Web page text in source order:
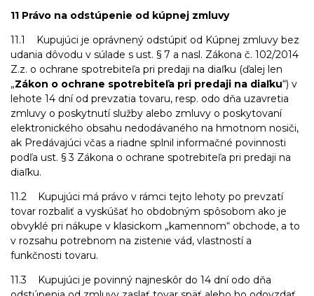
11 Právo na odstúpenie od kúpnej zmluvy
11.1 Kupujúci je oprávnený odstúpiť od Kúpnej zmluvy bez
udania dôvodu v súlade s ust. § 7 a nasl. Zákona č. 102/2014
Z.z. o ochrane spotrebiteľa pri predaji na diaľku (ďalej len
„Zákon o ochrane spotrebiteľa pri predaji na diaľku“) v
lehote 14 dní od prevzatia tovaru, resp. odo dňa uzavretia
zmluvy o poskytnutí služby alebo zmluvy o poskytovaní
elektronického obsahu nedodávaného na hmotnom nosiči,
ak Predávajúci včas a riadne splnil informačné povinnosti
podľa ust. § 3 Zákona o ochrane spotrebiteľa pri predaji na
diaľku.
11.2 Kupujúci má právo v rámci tejto lehoty po prevzatí
tovar rozbaliť a vyskúšať ho obdobným spôsobom ako je
obvyklé pri nákupe v klasickom „kamennom“ obchode, a to
v rozsahu potrebnom na zistenie vád, vlastností a
funkčnosti tovaru.
11.3 Kupujúci je povinný najneskôr do 14 dní odo dňa